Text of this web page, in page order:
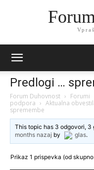
Predlogi …
Forum Duhovnost › Forumi
podpora › Aktualna
spremembe
This topic has 3 odgovori,
months nazaj by glas.
Prikaz 1 prispevka (od